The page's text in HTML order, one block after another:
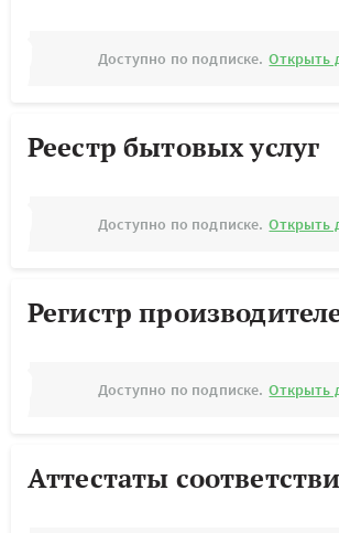
Доступно по подписке. Открыть
Реестр бытовых услуг
Доступно по подписке. Открыть
Регистр
Доступно по подписке. Открыть
Аттестаты